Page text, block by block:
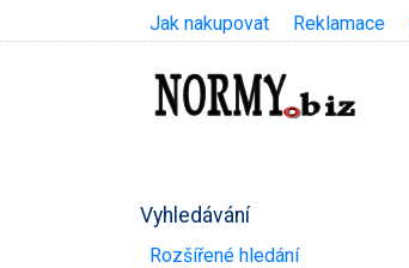
Jak nakupovat Reklamace
Vyhledávání
Rozšířené hledání